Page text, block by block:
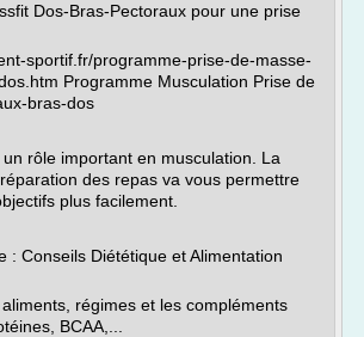
Dos-Bras-Pectoraux pour une prise
sportif.fr/programme-prise-de-masse-
Programme Musculation Prise de
bras-dos
rôle important en musculation. La
des repas va vous permettre
plus facilement.
: Conseils Diététique et Alimentation
régimes et les compléments
BCAA,...